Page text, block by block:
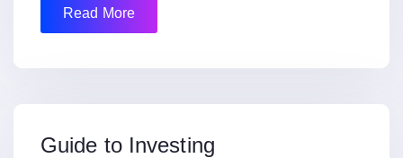
Read More
15 janvier 2019
Guide to Investing